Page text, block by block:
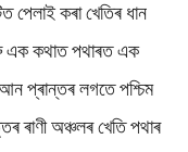
পেলাই কৰা খেতিৰ ধান
এক কথাত পথাৰত এক
প্ৰান্তৰ লগতে পশ্চিম
ৰাণী অঞ্চলৰ খেতি পথাৰ